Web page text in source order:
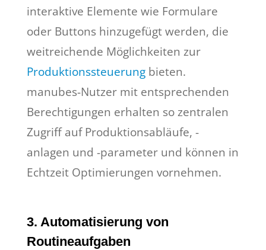
interaktive Elemente wie Formulare
oder Buttons hinzugefügt werden, die
weitreichende Möglichkeiten zur
Produktionssteuerungbieten.
manubes-Nutzer mit entsprechenden
Berechtigungen erhalten so zentralen
Zugriff auf Produktionsabläufe, -
anlagen und -parameter und können in
Echtzeit Optimierungen vornehmen.
3. Automatisierung von
Routineaufgaben